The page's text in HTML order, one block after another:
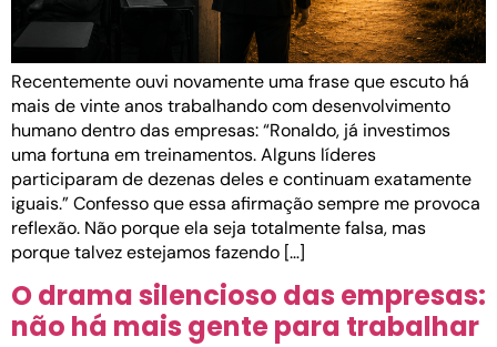
Recentemente ouvi novamente uma frase que escuto há
mais de vinte anos trabalhando com desenvolvimento
humano dentro das empresas: “Ronaldo, já investimos
uma fortuna em treinamentos. Alguns líderes
participaram de dezenas deles e continuam exatamente
iguais.” Confesso que essa afirmação sempre me provoca
reflexão. Não porque ela seja totalmente falsa, mas
porque talvez estejamos fazendo […]
O drama silencioso das empresas:
não há mais gente para trabalhar